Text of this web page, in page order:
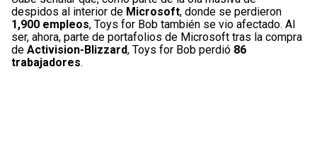
despidos al interior de Microsoft, donde se perdieron
1,900 empleos, Toys for Bob también se vio afectado. Al
ser, ahora, parte de portafolios de Microsoft tras la compra
de Activision-Blizzard, Toys for Bob perdió 86
trabajadores.